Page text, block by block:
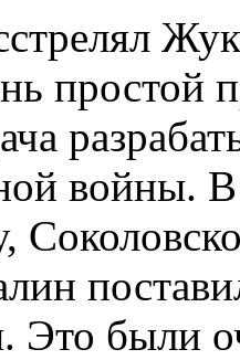
простой
войны.
Это были